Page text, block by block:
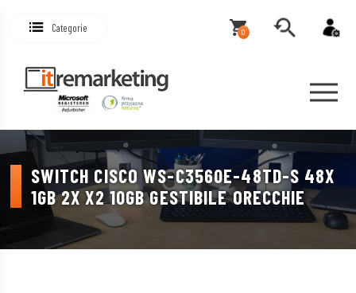
Categorie 0
SWITCH CISCO WS-C3560E-48TD-S 48X
1GB 2X X2 10GB GESTIBILE ORECCHIE